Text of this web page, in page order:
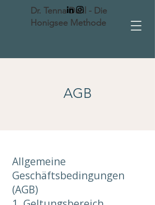
Dr. Tenna Dahl - Die
Honigsee Methode
AGB
Allgemeine
Geschäftsbedingungen
(AGB)